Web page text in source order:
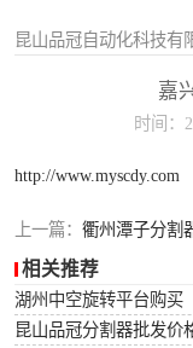
昆山品冠自动化科技有
嘉
时间：
http://www.myscdy.com
上一篇： 衢州潭子分割
相关推荐
湖州中空旋转平台购买
昆山品冠分割器批发价
列
心轴型DS系列
平台桌面型DT系
法兰凸缘型DF系
列